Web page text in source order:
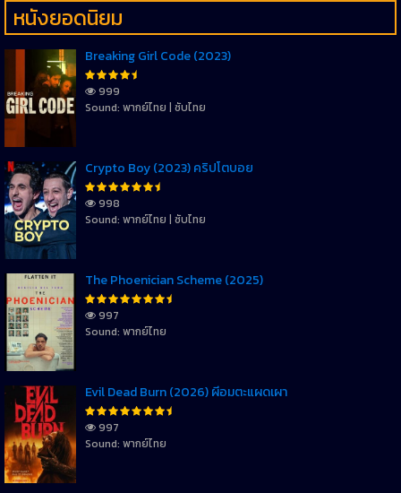
หนังยอดนิยม
Breaking Girl Code (2023)
999
Sound: พากย์ไทย | ซับไทย
Crypto Boy (2023) คริปโตบอย
998
Sound: พากย์ไทย | ซับไทย
The Phoenician Scheme (2025)
997
Sound: พากย์ไทย
Evil Dead Burn (2026) ผีอมตะแผดเผา
997
Sound: พากย์ไทย